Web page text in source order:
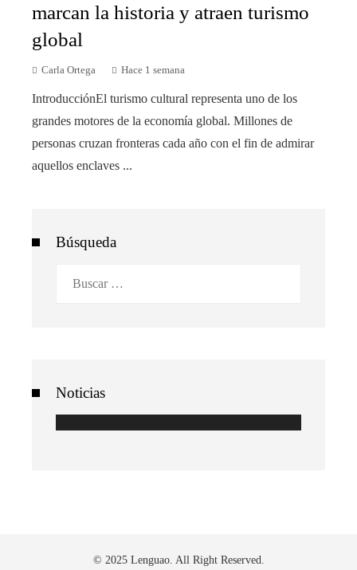
marcan la historia y atraen turismo
global
Carla Ortega Hace 1 semana
IntroducciónEl turismo cultural representa uno de los
grandes motores de la economía global. Millones de
personas cruzan fronteras cada año con el fin de admirar
aquellos enclaves ...
Búsqueda
Noticias
© 2025 Lenguao. All Right Reserved.